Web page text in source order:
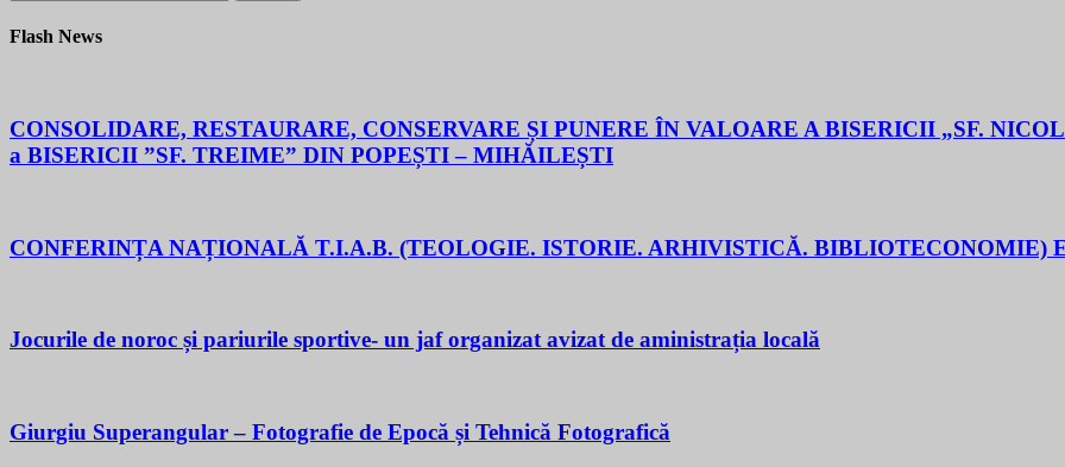
Flash News
CONSOLIDARE, RESTAURARE, CONSERVARE ȘI PUNERE ÎN VALOARE A BISERICII „SF.
a BISERICII ”SF. TREIME” DIN POPEȘTI – MIHĂILEȘTI
CONFERINȚA NAȚIONALĂ T.I.A.B. (TEOLOGIE. ISTORIE. ARHIVISTICĂ. BIBLIOTECONOMIE)
Jocurile de noroc și pariurile sportive- un jaf organizat avizat de aministrația locală
Giurgiu Superangular – Fotografie de Epocă și Tehnică Fotografică